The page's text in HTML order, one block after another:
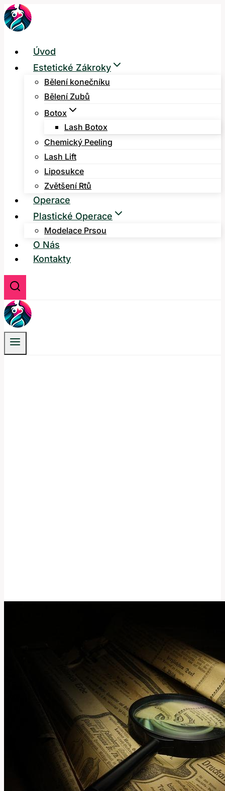
Přeskočit
na
Úvod
Estetické Zákroky
Bělení konečníku
Bělení Zubů
Botox
Lash Botox
Chemický Peeling
Lash Lift
Liposukce
Zvětšení Rtů
Operace
Plastické Operace
Modelace Prsou
O Nás
Kontakty